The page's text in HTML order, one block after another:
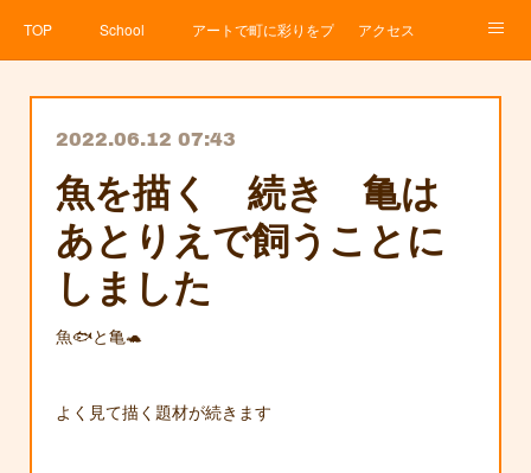
TOP School アートで町に彩りをプロジェクト
アクセス
2022.06.12 07:43
魚を描く 続き 亀は
あとりえで飼うことに
しました
魚🐟と亀🐢
よく見て描く題材が続きます